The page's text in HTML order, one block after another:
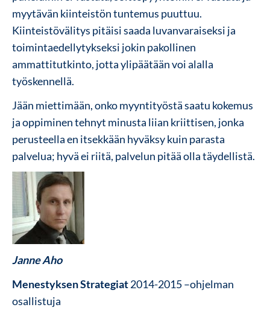
myytävän kiinteistön tuntemus puuttuu.
Kiinteistövälitys pitäisi saada luvanvaraiseksi ja
toimintaedellytykseksi jokin pakollinen
ammattitutkinto, jotta ylipäätään voi alalla
työskennellä.
Jään miettimään, onko myyntityöstä saatu kokemus
ja oppiminen tehnyt minusta liian kriittisen, jonka
perusteella en itsekkään hyväksy kuin parasta
palvelua; hyvä ei riitä, palvelun pitää olla täydellistä.
Janne Aho
Menestyksen Strategiat2014-2015 –ohjelman
osallistuja